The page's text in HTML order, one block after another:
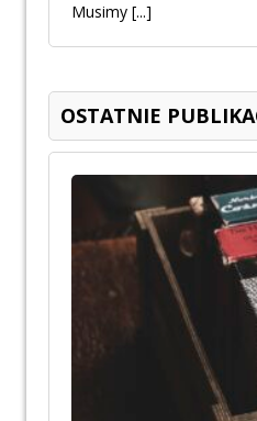
Musimy [...]
OSTATNIE